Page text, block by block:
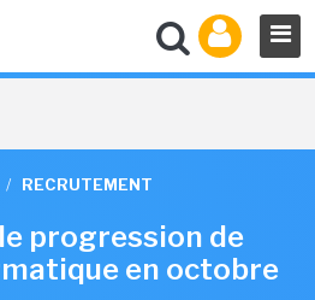
/ RECRUTEMENT
progression de
en octobre